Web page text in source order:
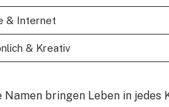
& Internet
& Kreativ
Namen bringen Leben in jedes